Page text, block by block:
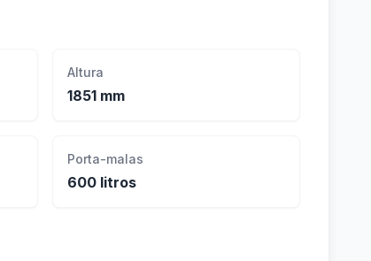
Altura
1851 mm
Porta-malas
600 litros